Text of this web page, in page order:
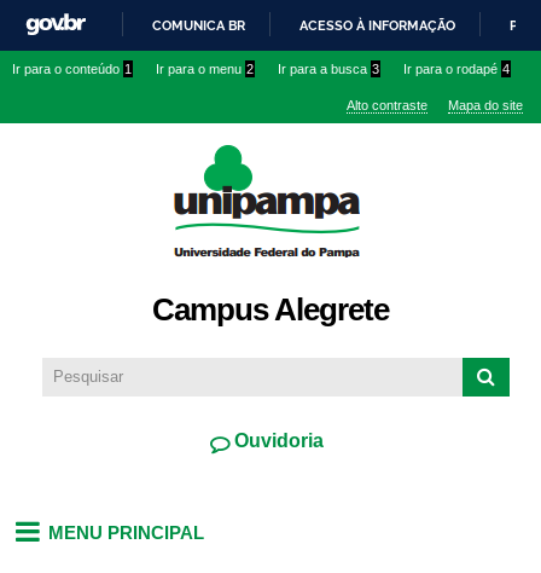
conteúdo
IR
O
COMUNICA BR ACESSO À INFORMAÇÃO
Ir para o conteúdo 1 Ir para o menu 2 Ir para a busca 3 Ir para o rodapé 4
Alto contraste Mapa do site
Campus Alegrete
Ouvidoria
MENU PRINCIPAL